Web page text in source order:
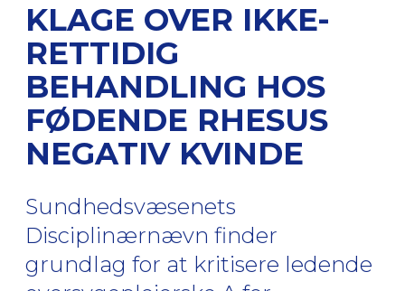
KLAGE OVER IKKE-
RETTIDIG
BEHANDLING HOS
FØDENDE RHESUS
NEGATIV KVINDE
Sundhedsvæsenets
Disciplinærnævn finder
grundlag for at kritisere ledende